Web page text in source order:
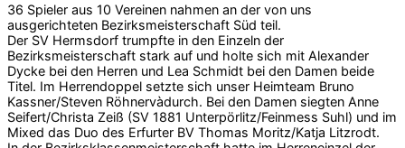
36 Spieler aus 10 Vereinen nahmen an der von uns
ausgerichteten Bezirksmeisterschaft Süd teil.
Der SV Hermsdorf trumpfte in den Einzeln der
Bezirksmeisterschaft stark auf und holte sich mit Alexander
Dycke bei den Herren und Lea Schmidt bei den Damen beide
Titel. Im Herrendoppel setzte sich unser Heimteam Bruno
Kassner/Steven Röhnervàdurch. Bei den Damen siegten Anne
Seifert/Christa Zeiß (SV 1881 Unterpörlitz/Feinmess Suhl) und im
Mixed das Duo des Erfurter BV Thomas Moritz/Katja Litzrodt.